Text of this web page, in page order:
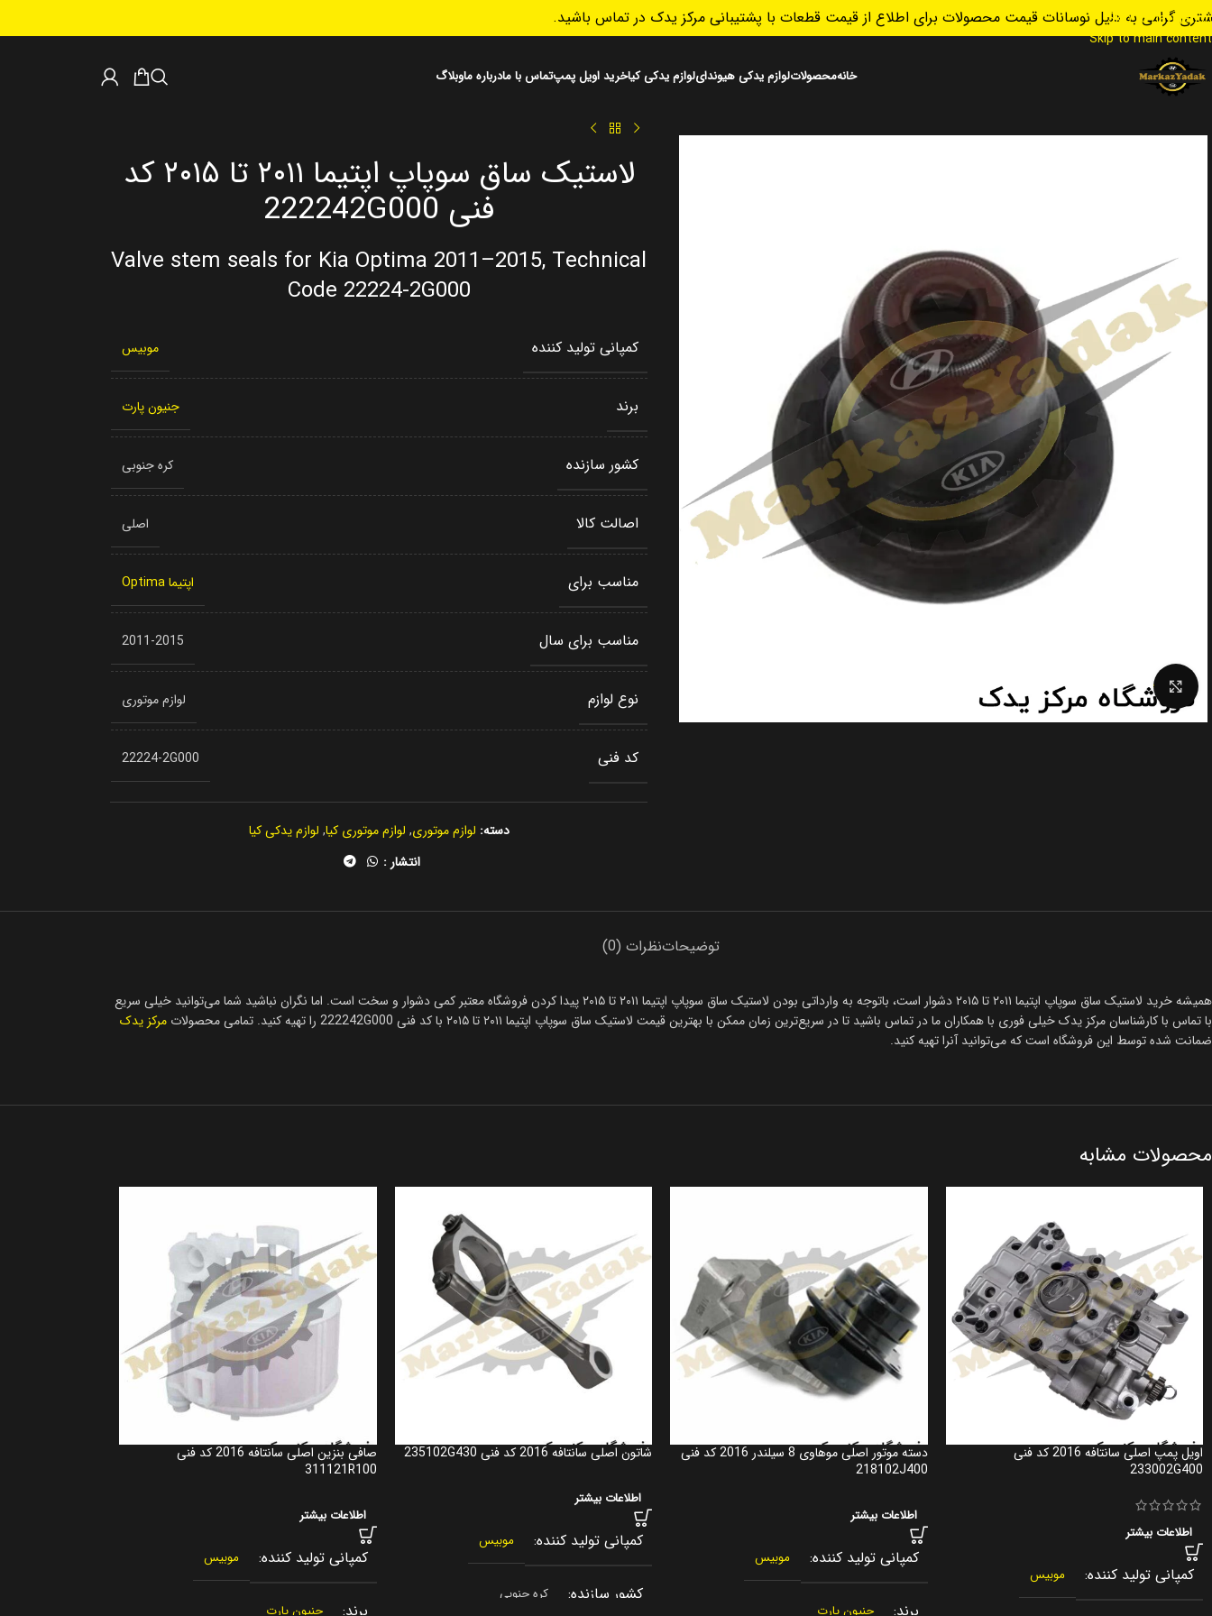
Skip to navigation
Skip to main content
گرامی به دلیل نوسانات قیمت محصولات برای اطلاع از قیمت قطعات با پشتیبانی مرکز یدک در تماس باشید.
خانهمحصولاتلوازم یدکی هیوندایلوازم یدکی کیاخرید اویل پمپتماس با مادرباره ماوبلاگ
Click to enlarge
لاستیک ساق سوپاپ اپتیما ۲۰۱۱ تا ۲۰۱۵ کد
فنی 222242G000
Valve stem seals for Kia Optima 2011–2015, Technical
Code 22224-2G000
کمپانی تولید کننده موبیس
برند جنیون پارت
کشور سازنده کره جنوبی
اصالت کالا اصلی
مناسب برای اپتیما Optima
مناسب برای سال 2011-2015
نوع لوازم لوازم موتوری
کد فنی 22224-2G000
دسته: لوازم موتوری, لوازم موتوری کیا, لوازم یدکی کیا
انتشار :
توضیحاتنظرات (0)
همیشه خرید لاستیک ساق سوپاپ اپتیما ۲۰۱۱ تا ۲۰۱۵ دشوار است، باتوجه به وارداتی بودن لاستیک ساق سوپاپ اپتیما ۲۰۱۱ تا ۲۰۱۵ پیدا کردن فروشگاه معتبر کمی دشوار و سخت است. اما نگران نباشید شما می‌توانید خیلی سریع
با تماس با کارشناسان مرکز یدک خیلی فوری با همکاران ما در تماس باشید تا در سریع‌ترین زمان ممکن با بهترین قیمت لاستیک ساق سوپاپ اپتیما ۲۰۱۱ تا ۲۰۱۵ با کد فنی 222242G000 را تهیه کنید. تمامی محصولات
مرکز یدک
ضمانت شده توسط این فروشگاه است که می‌توانید آنرا تهیه کنید.
محصولات مشابه
اویل پمپ اصلی سانتافه 2016 کد فنی
233002G400
اطلاعات بیشتر
کمپانی تولید کننده موبیس
دسته موتور اصلی موهاوی 8 سیلندر 2016 کد فنی
218102J400
اطلاعات بیشتر
کمپانی تولید کننده موبیس
برند جنیون پارت
شاتون اصلی سانتافه 2016 کد فنی 235102G430
اطلاعات بیشتر
کمپانی تولید کننده موبیس
کشور سازنده کره جنوبی
صافی بنزین اصلی سانتافه 2016 کد فنی
311121R100
اطلاعات بیشتر
کمپانی تولید کننده موبیس
برند جنیون پارت